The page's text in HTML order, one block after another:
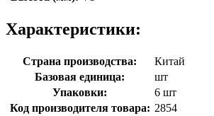
Характеристики:
Страна производства:
Китай
Базовая единица:
шт
Упаковки:
6 шт
Код производителя товара: 2854